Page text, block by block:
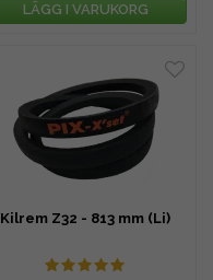
LÄGG I VARUKORG
Kilrem Z32 - 813 mm (Li)